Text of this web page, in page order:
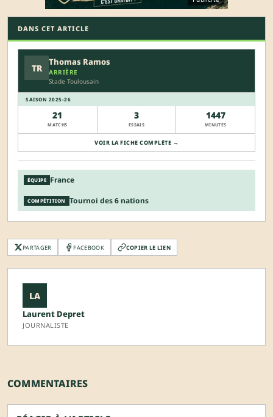
DANS CET ARTICLE
TR
Thomas Ramos
ARRIÈRE
Stade Toulousain
SAISON 2025-26
21
MATCHS
3
ESSAIS
1447
MINUTES
VOIR LA FICHE COMPLÈTE →
ÉQUIPE France
COMPÉTITION Tournoi des 6 nations
PARTAGER FACEBOOK COPIER LE LIEN
LA
Laurent Depret
JOURNALISTE
COMMENTAIRES